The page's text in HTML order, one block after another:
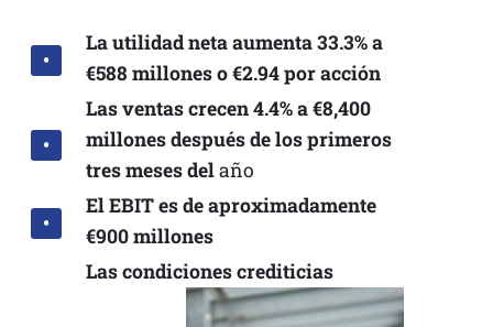
La utilidad neta aumenta 33.3% a
€588 millones o€2.94por acción
Las ventas crecen 4.4% a€8,400
millones después de los primeros
tres meses delaño
El EBIT es de aproximadamente
€900millones
Las condiciones crediticias